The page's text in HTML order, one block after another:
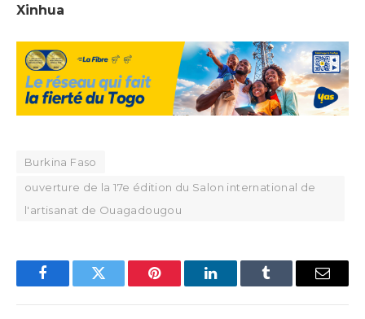
Xinhua
Burkina Faso
ouverture de la 17e édition du Salon international de
l'artisanat de Ouagadougou
FacebookTwitter Pinterest LinkedInTumblr Email